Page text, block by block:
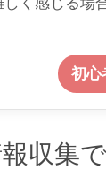
初心
収集